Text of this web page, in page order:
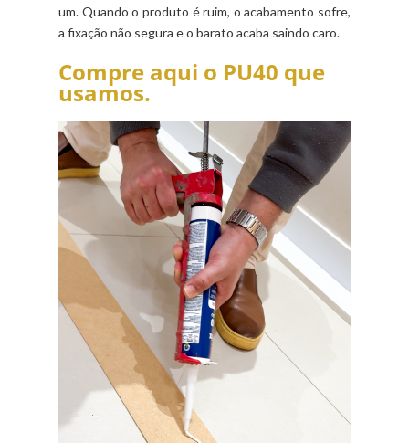
um. Quando o produto é ruim, o acabamento sofre,
a fixação não segura e o barato acaba saindo caro.
Compre aqui o PU40 que
usamos.